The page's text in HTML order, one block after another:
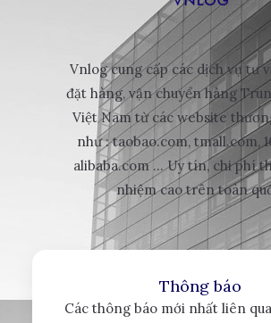
Vnlog cung cấp các dịch vụ tư
đặt hàng, vận chuyển hàng
Việt Nam từ các website
như : taobao.com, tmall.com,
alibaba.com ... Uy tín, chi phí
nhiệm cao trên toàn
Thông báo
Các thông báo mới nhất liên